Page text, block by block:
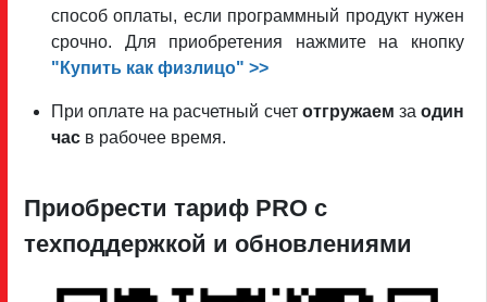
способ оплаты, если программный продукт нужен
срочно. Для приобретения нажмите на кнопку
"Купить как физлицо" >>
При оплате на расчетный счет отгружаем заодин
час в рабочее время.
Приобрести тариф PRO c
техподдержкой и обновлениями